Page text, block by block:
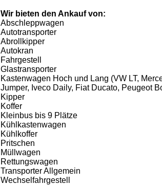
Wir bieten den Ankauf von:
Abschleppwagen
Autotransporter
Abrollkipper
Autokran
Fahrgestell
Glastransporter
Kastenwagen Hoch und Lang (VW LT,
Jumper, Iveco Daily, Fiat Ducato, Peugeot
Kipper
Koffer
Kleinbus bis 9 Plätze
Kühlkastenwagen
Kühlkoffer
Pritschen
Müllwagen
Rettungswagen
Transporter Allgemein
Wechselfahrgestell